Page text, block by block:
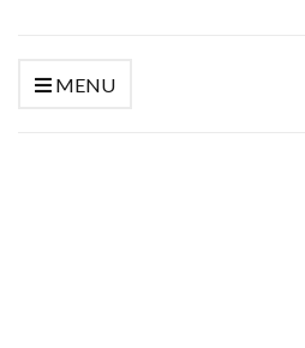
MENU